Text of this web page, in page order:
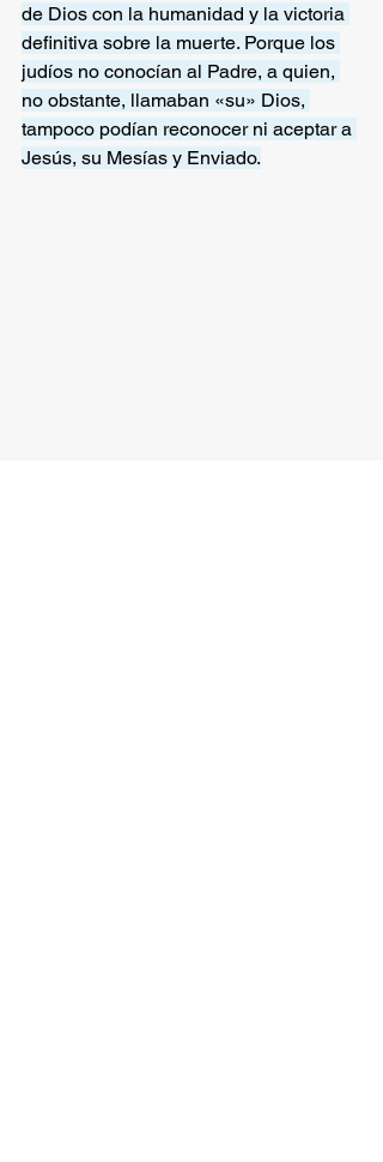
de Dios con la humanidad y la victoria
definitiva sobre la muerte. Porque los
judíos no conocían al Padre, a quien,
no obstante, llamaban «su» Dios,
tampoco podían reconocer ni aceptar a
Jesús, su Mesías y Enviado.